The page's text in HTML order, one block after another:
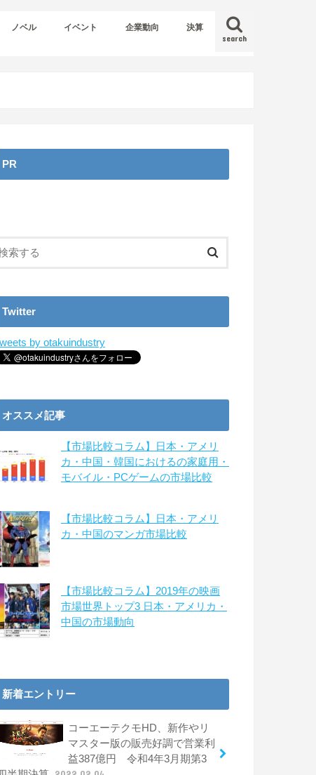
search
ノベル イベント 企業動向 決算
PR
Twitter
by otakuindustry
オススメ記事
【市場比較コラム】日本・アメリ
カ・中国・韓国におけるの家庭用・
モバイル・PCゲームの市場比較
【市場比較コラム】日本・アメリ
カ・中国のマンガ市場比較
【市場比較コラム】2019年の映画
市場世界トップ3 日本・アメリカ・
中国の市場動向
新着エントリー
コーエーテクモHD、新作やリ
マスター版の販売好調で営業利
益387億円 令和4年3月期第3